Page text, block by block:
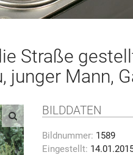
Straße
junger Mann,
BILDDATEN
Bildnummer: 1589
Eingestellt: